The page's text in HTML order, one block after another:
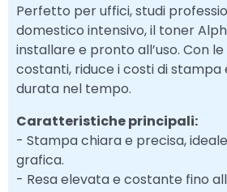
Perfetto per uffici, studi
domestico intensivo, il toner
installare e pronto all’uso. Con
costanti, riduce i costi di stampa
durata nel tempo.
Caratteristiche principali:
- Stampa chiara e precisa,
grafica.
- Resa elevata e costante fino